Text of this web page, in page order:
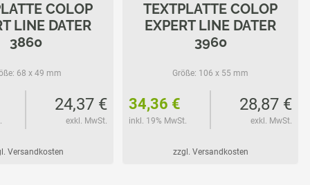
COLOP
LINE DATER
3860
68 x 49 mm
24,37 €
exkl. MwSt.
Versandkosten
TEXTPLATTE COLOP
EXPERT LINE DATER
3960
Größe: 106 x 55 mm
34,36 €
inkl. 19% MwSt.
28,87 €
exkl. MwSt.
zzgl. Versandkosten